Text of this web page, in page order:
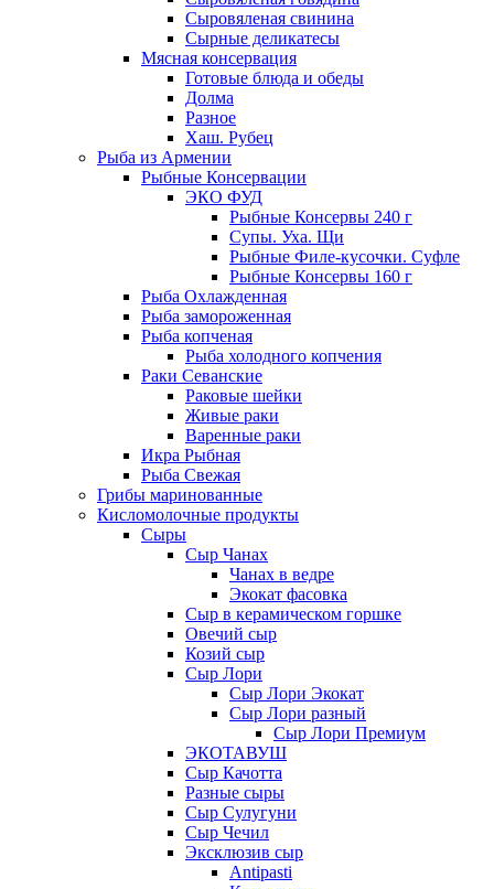
Сыровяленая свинина
Сырные деликатесы
Мясная консервация
Готовые блюда и обеды
Долма
Разное
Хаш. Рубец
Рыба из Армении
Рыбные Консервации
ЭКО ФУД
Рыбные Консервы 240 г
Супы. Уха. Щи
Рыбные Филе-кусочки. Суфле
Рыбные Консервы 160 г
Рыба Охлажденная
Рыба замороженная
Рыба копченая
Рыба холодного копчения
Раки Севанские
Раковые шейки
Живые раки
Варенные раки
Икра Рыбная
Рыба Свежая
Грибы маринованные
Кисломолочные продукты
Сыры
Сыр Чанах
Чанах в ведре
Экокат фасовка
Сыр в керамическом горшке
Овечий сыр
Козий сыр
Сыр Лори
Сыр Лори Экокат
Сыр Лори разный
Сыр Лори Премиум
ЭКОТАВУШ
Сыр Качотта
Разные сыры
Сыр Сулугуни
Сыр Чечил
Эксклюзив сыр
Antipasti